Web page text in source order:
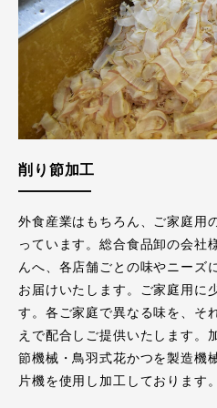
削り節加工
外食産業はもちろん、ご家庭用
っています。総合食品卸の会社
んへ、各店舗ごとの味やニーズ
お届けいたします。ご家庭用に
す。各ご家庭で異なる味を、そ
えで配合しご提供いたします。
節機械・鳥羽式花かつを製造機
片機を使用し加工しております。